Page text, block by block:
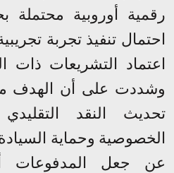
وشددت على أن الهدف
تحديث النقد
الخصوصية وحماية السيادة
عن جعل المدفوعات